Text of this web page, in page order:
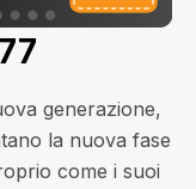
generazione,
la nuova fase
come i suoi